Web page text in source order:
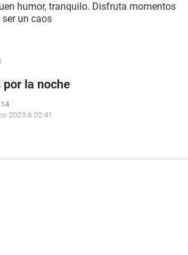
humor, tranquilo. Disfruta momentos
un caos
por la noche
2023 à 02:41